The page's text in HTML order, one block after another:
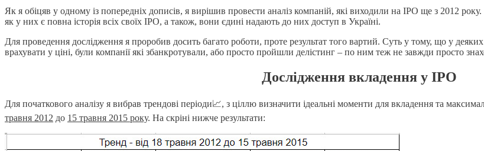
Як я обіцяв у одному із попередніх дописів, я вирішив провести аналіз компаній, які виходили на IPO ще з 2012
як у них є повна історія всіх своїх IPO, а також, вони єдині надають до них доступ в Україні.
Для проведення дослідження я проробив досить багато роботи, проте результат того вартий. Суть у тому, що у
врахувати у ціні, були компанії які збанкротували, або просто пройшли делістинг – по ним теж не завжди просто
Дослідження вкладення у IPO
Для початкового аналізу я вибрав трендові періоди📈, з ціллю визначити ідеальні моменти для вкладення та
травня 2012 до 15 травня 2015 року. На скріні нижче результати: